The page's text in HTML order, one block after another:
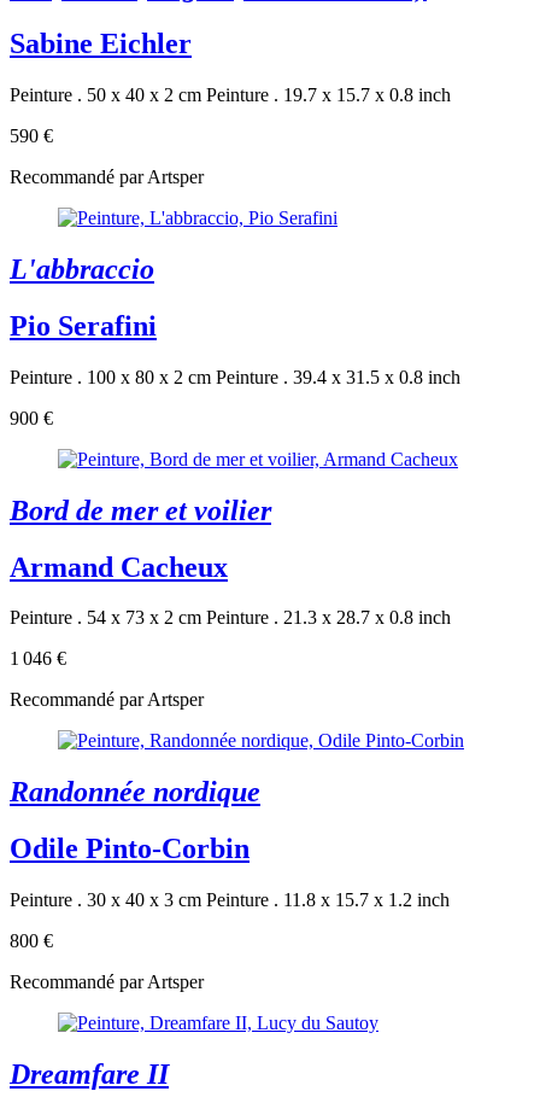
Sabine Eichler
Peinture . 50 x 40 x 2 cm Peinture . 19.7 x 15.7 x 0.8 inch
590 €
Recommandé par Artsper
L'abbraccio
Pio Serafini
Peinture . 100 x 80 x 2 cm Peinture . 39.4 x 31.5 x 0.8 inch
900 €
Bord de mer et voilier
Armand Cacheux
Peinture . 54 x 73 x 2 cm Peinture . 21.3 x 28.7 x 0.8 inch
1 046 €
Recommandé par Artsper
Randonnée nordique
Odile Pinto-Corbin
Peinture . 30 x 40 x 3 cm Peinture . 11.8 x 15.7 x 1.2 inch
800 €
Recommandé par Artsper
Dreamfare II